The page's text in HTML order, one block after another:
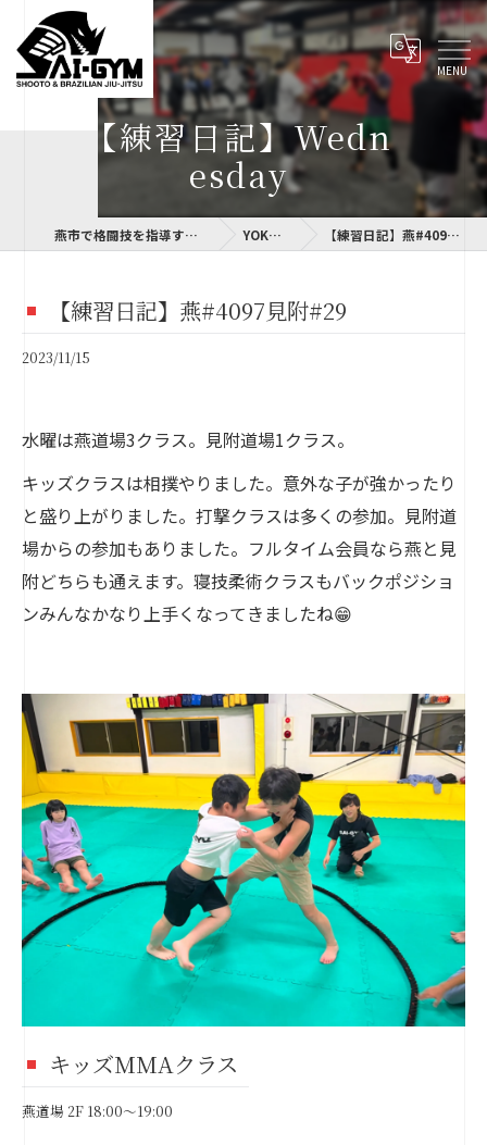
【練習日記】Wedn
esday
燕市で格闘技を指導するSAI-GYM YOKOLOG 【練習日記】燕#4097見附#29
【練習日記】燕#4097見附#29
2023/11/15
水曜は燕道場3クラス。見附道場1クラス。
キッズクラスは相撲やりました。意外な子が強かったり
と盛り上がりました。打撃クラスは多くの参加。見附道
場からの参加もありました。フルタイム会員なら燕と見
附どちらも通えます。寝技柔術クラスもバックポジショ
ンみんなかなり上手くなってきましたね😁
キッズMMAクラス
燕道場 2F 18:00～19:00